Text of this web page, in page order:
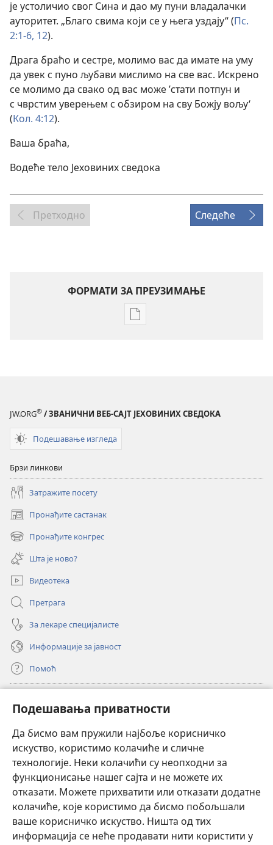
Подешавања приватности
Да бисмо вам пружили најбоље корисничко
искуство, користимо колачиће и сличне
технологије. Неки колачићи су неопходни за
функционисање нашег сајта и не можете их
отказати. Можете прихватити или отказати додатне
колачиће, које користимо да бисмо побољшали
ваше корисничко искуство. Ништа од тих
информација се неће продавати нити користити у
је устоличио свог Сина и дао му пуни владалачки
ауторитет. „Благо свима који се у њега уздају“ (Пс.
2:1-6, 12).
Драга браћо и сестре, молимо вас да имате на уму
да увек с пуно љубави мислимо на све вас. Искрено
се молимо да свако од вас може ’стати потпун и
с чврстим уверењем с обзиром на сву Божју вољу‘
(Кол. 4:12).
Ваша браћа,
Водеће тело Јеховиних сведока
Претходно Следеће
ФОРМАТИ ЗА ПРЕУЗИМАЊЕ
Формати
Јеховиних
JW.ORG® / ЗВАНИЧНИ ВЕБ-САЈТ ЈЕХОВИНИХ СВЕДОКА
Подешавање изгледа
Брзи линкови
Затражите посету
Пронађите састанак
(отвара
нови
прозор)
Пронађите конгрес
(отвара
нови
прозор)
Шта је ново?
Видеотека
Претрага
За лекаре специјалисте
Информације за јавност
Помоћ
(отвара
нови
прозор)ОНЛАЈН БИБЛИОТЕКА Watchtower
(отвара
нови
прозор)JW Hub®
(отвара
нови
прозор)JW Library
Watchtower Library ®